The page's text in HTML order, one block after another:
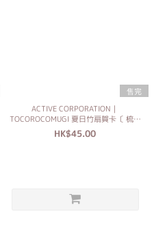
售完
ACTIVE CORPORATION｜
TOCOROCOMUGI 夏日竹扇賀卡〔 梳打
漂浮 〕
HK$45.00